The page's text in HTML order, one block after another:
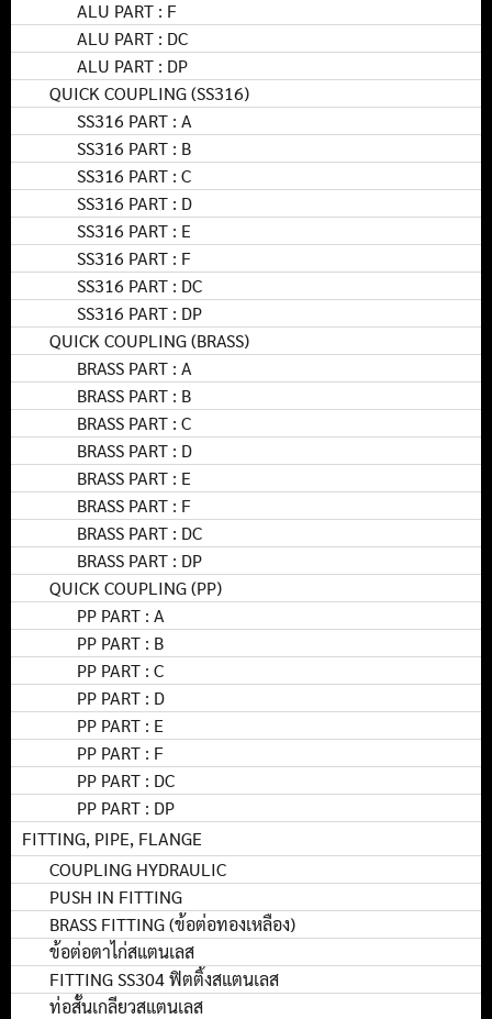
ALU PART : F
ALU PART : DC
ALU PART : DP
QUICK COUPLING (SS316)
SS316 PART : A
SS316 PART : B
SS316 PART : C
SS316 PART : D
SS316 PART : E
SS316 PART : F
SS316 PART : DC
SS316 PART : DP
QUICK COUPLING (BRASS)
BRASS PART : A
BRASS PART : B
BRASS PART : C
BRASS PART : D
BRASS PART : E
BRASS PART : F
BRASS PART : DC
BRASS PART : DP
QUICK COUPLING (PP)
PP PART : A
PP PART : B
PP PART : C
PP PART : D
PP PART : E
PP PART : F
PP PART : DC
PP PART : DP
FITTING, PIPE, FLANGE
COUPLING HYDRAULIC
PUSH IN FITTING
BRASS FITTING (ข้อต่อทองเหลือง)
ข้อต่อตาไก่สแตนเลส
FITTING SS304 ฟิตติ้งสแตนเลส
ท่อสั้นเกลียวสแตนเลส